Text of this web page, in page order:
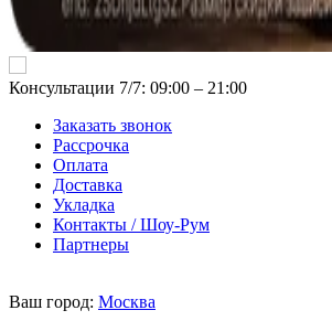
Консультации 7/7: 09:00 ‒ 21:00
Заказать звонок
Рассрочка
Оплата
Доставка
Укладка
Контакты / Шоу-Рум
Партнеры
Ваш город: Москва